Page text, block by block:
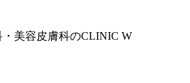
美容皮膚科のCLINIC W